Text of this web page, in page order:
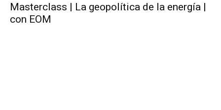
Masterclass | La geopolítica de la energía |
con EOM